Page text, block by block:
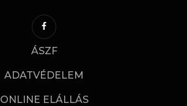
ÁSZF
ADATVÉDELEM
ONLINE ELÁLLÁS